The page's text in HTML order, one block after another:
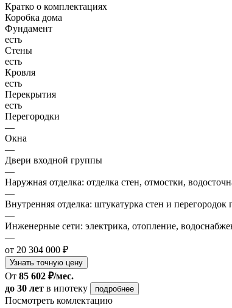
Кратко о комплектациях
Коробка дома
Фундамент
есть
Стены
есть
Кровля
есть
Перекрытия
есть
Перегородки
—
Окна
—
Двери входной группы
—
Наружная отделка: отделка стен, отмостки,
—
Внутренняя отделка: штукатурка стен и перегородок
—
Инженерные сети: электрика, отопление,
—
от 20 304 000 ₽
Узнать точную цену
От 85 602 ₽/мес.
до 30 лет в ипотеку подробнее
Посмотреть комлектацию